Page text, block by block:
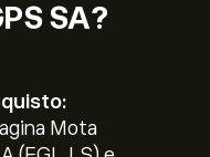
SA?
Mota